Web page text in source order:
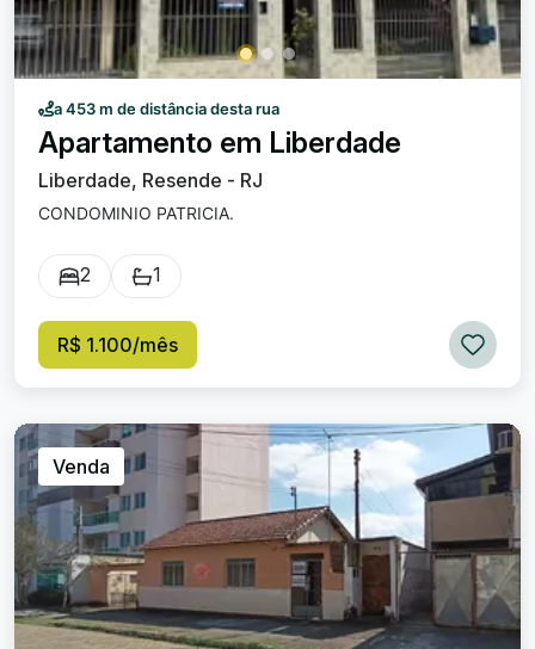
a 453 m de distância desta rua
Apartamento em Liberdade
Liberdade, Resende - RJ
CONDOMINIO PATRICIA.
2 1
R$ 1.100/mês
Venda